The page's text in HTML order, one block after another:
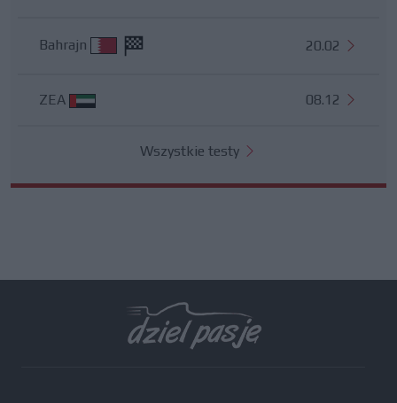
Bahrajn 20.02
ZEA 08.12
Wszystkie testy